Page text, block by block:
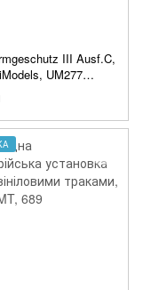
III Ausf.C,
UM277